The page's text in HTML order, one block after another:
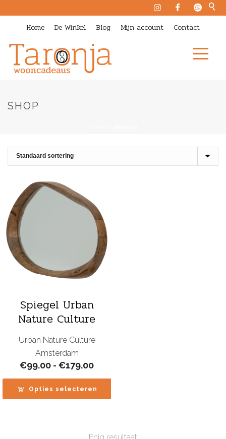
Home De Winkel Blog Mijn account Contact
SHOP
Spiegel Urban
Nature Culture
Urban Nature Culture
Amsterdam
€99.00 - €179.00Prijsklasse:
tot
Opties selecteren
Enig resultaat